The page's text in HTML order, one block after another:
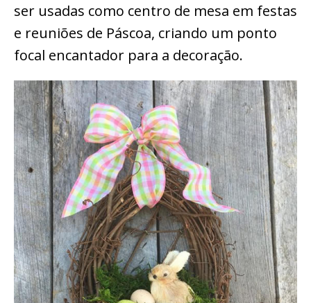
ser usadas como centro de mesa em festas
e reuniões de Páscoa, criando um ponto
focal encantador para a decoração.